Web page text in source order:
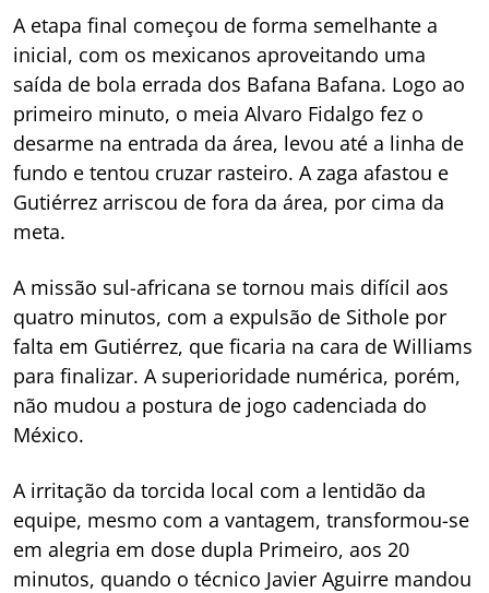
A etapa final começou de forma semelhante a
inicial, com os mexicanos aproveitando uma
saída de bola errada dos Bafana Bafana. Logo ao
primeiro minuto, o meia Alvaro Fidalgo fez o
desarme na entrada da área, levou até a linha de
fundo e tentou cruzar rasteiro. A zaga afastou e
Gutiérrez arriscou de fora da área, por cima da
meta.
A missão sul-africana se tornou mais difícil aos
quatro minutos, com a expulsão de Sithole por
falta em Gutiérrez, que ficaria na cara de Williams
para finalizar. A superioridade numérica, porém,
não mudou a postura de jogo cadenciada do
México.
A irritação da torcida local com a lentidão da
equipe, mesmo com a vantagem, transformou-se
em alegria em dose dupla Primeiro, aos 20
minutos, quando o técnico Javier Aguirre mandou